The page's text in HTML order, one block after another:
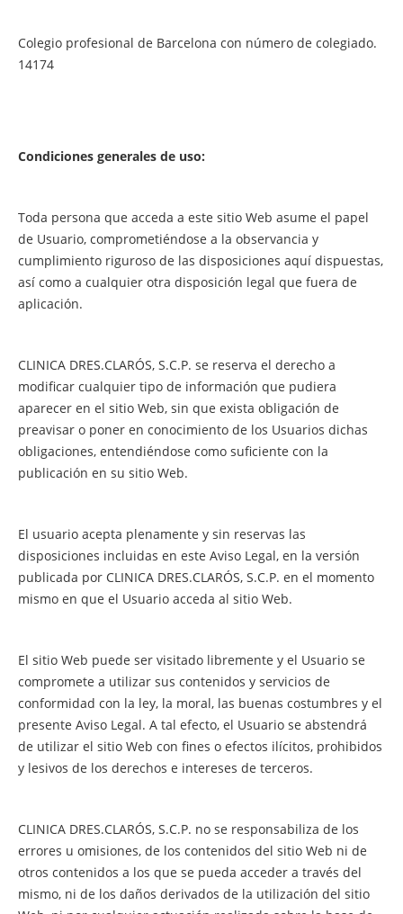
Colegio profesional de Barcelona con número de colegiado.
14174
Condiciones generales de uso:
Toda persona que acceda a este sitio Web asume el papel
de Usuario, comprometiéndose a la observancia y
cumplimiento riguroso de las disposiciones aquí dispuestas,
así como a cualquier otra disposición legal que fuera de
aplicación.
CLINICA DRES.CLARÓS, S.C.P. se reserva el derecho a
modificar cualquier tipo de información que pudiera
aparecer en el sitio Web, sin que exista obligación de
preavisar o poner en conocimiento de los Usuarios dichas
obligaciones, entendiéndose como suficiente con la
publicación en su sitio Web.
El usuario acepta plenamente y sin reservas las
disposiciones incluidas en este Aviso Legal, en la versión
publicada por CLINICA DRES.CLARÓS, S.C.P. en el momento
mismo en que el Usuario acceda al sitio Web.
El sitio Web puede ser visitado libremente y el Usuario se
compromete a utilizar sus contenidos y servicios de
conformidad con la ley, la moral, las buenas costumbres y el
presente Aviso Legal. A tal efecto, el Usuario se abstendrá
de utilizar el sitio Web con fines o efectos ilícitos, prohibidos
y lesivos de los derechos e intereses de terceros.
CLINICA DRES.CLARÓS, S.C.P. no se responsabiliza de los
errores u omisiones, de los contenidos del sitio Web ni de
otros contenidos a los que se pueda acceder a través del
mismo, ni de los daños derivados de la utilización del sitio